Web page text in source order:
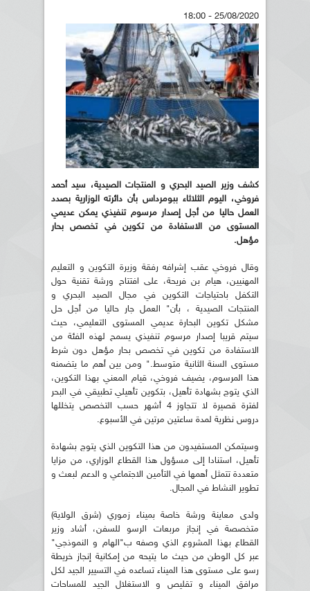
25/08/2020 - 18:00
كشف وزير الصيد البحري و المنتجات الصيدية، سيد أحمد
فروخي، اليوم الثلاثاء ببومرداس بأن دائرته الوزارية بصدد
العمل حاليا من أجل إصدار مرسوم تنفيذي يمكن عديمي
المستوى من الاستفادة من تكوين في تخصص بحار
مؤهل.
وقال فروخي عقب إشرافه رفقة وزيرة التكوين و التعليم
المهنيين، هيام بن فريحة، على افتتاح ورشة تقنية حول
التكفل باحتياجات التكوين في مجال الصيد البحري و
المنتجات الصيدية ، بأن" العمل جار حاليا من أجل حل
مشكل تكوين البحارة عديمي المستوى التعليمي، حيث
سيتم قريبا إصدار مرسوم تنفيذي يسمح لهذه الفئة من
الاستفادة من تكوين في تخصص بحار مؤهل دون شرط
مستوى السنة الثانية متوسط." ومن بين أهم ما يتضمنه
هذا المرسوم، يضيف فروخي، قيام المعني بهذا التكوين،
الذي يتوج بشهادة تأهيل، بتكوين تأهيلي تطبيقي في البحر
لفترة قصيرة لا تتجاوز 4 أشهر حسب التخصص يتخللها
دروس نظرية لمدة ساعتين مرتين في الأسبوع.
وسيتمكن المستفيدون من هذا التكوين الذي يتوج بشهادة
تأهيل، استنادا إلى مسؤول هذا القطاع الوزاري، من مزايا
متعددة تتمثل أهمها في التأمين الاجتماعي و الدعم لبعث و
تطوير النشاط في المجال.
ولدى معاينة ورشة خاصة بميناء زموري (شرق الولاية)
متخصصة في إنجاز مربعات الرسو للسفن، أشاد وزير
القطاع بهذا المشروع الذي وصفه ب"الهام و النموذجي"
عبر كل الوطن من حيث ما يتيحه من إمكانية إنجاز خريطة
رسو على مستوى هذا الميناء تساعده في التسيير الجيد لكل
مرافق الميناء و تقليص و الاستغلال الجيد للمساحات